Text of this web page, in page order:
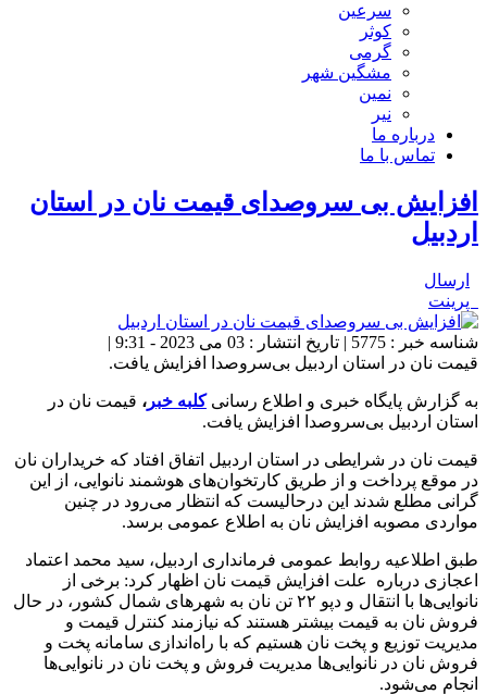
سرعین
کوثر
گرمی
مشگین شهر
نمین
نیر
درباره ما
تماس با ما
افزایش بی سروصدای قیمت نان در استان
اردبیل
ارسال
پرینت
شناسه خبر : 5775 | تاریخ انتشار : 03 می 2023 - 9:31 |
قیمت نان در استان اردبیل بی‌سروصدا افزایش یافت.
به گزارش پایگاه خبری و اطلاع رسانیکلبه خبر ، قیمت نان در
استان اردبیل بی‌سروصدا افزایش یافت.
قیمت نان در شرایطی در استان اردبیل اتفاق افتاد که خریداران نان
در موقع پرداخت و از طریق کارتخوان‌های هوشمند نانوایی، از این
گرانی مطلع شدند این درحالیست که انتظار می‌رود در چنین
مواردی مصوبه افزایش نان به اطلاع عمومی برسد.
طبق اطلاعیه روابط عمومی فرمانداری اردبیل، سید محمد اعتماد
اعجازی درباره علت افزایش قیمت نان اظهار کرد: برخی از
نانوایی‌ها با انتقال و دپو ۲۲ تن نان به شهرهای شمال کشور، در حال
فروش نان به قیمت بیشتر هستند که نیازمند کنترل قیمت و
مدیریت توزیع و پخت نان هستیم که با راه‌اندازی سامانه پخت و
فروش نان در نانوایی‌ها مدیریت فروش و پخت نان در نانوایی‌ها
انجام می‌شود.